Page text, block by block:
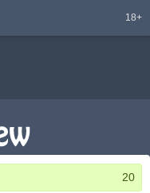
18+
20